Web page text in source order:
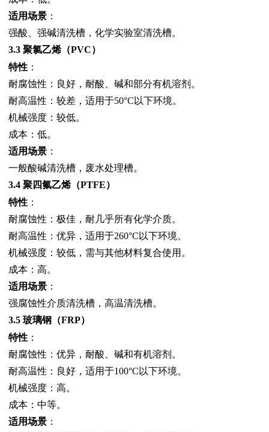
适用场景 ：
强酸、强碱清洗槽，化学实验室清洗槽。
3.3 聚氯乙烯（PVC）
特性 ：
耐腐蚀性：良好，耐酸、碱和部分有机溶剂。
耐高温性：较差，适用于50°C以下环境。
机械强度：较低。
成本：低。
适用场景 ：
一般酸碱清洗槽，废水处理槽。
3.4 聚四氟乙烯（PTFE）
特性 ：
耐腐蚀性：极佳，耐几乎所有化学介质。
耐高温性：优异，适用于260°C以下环境。
机械强度：较低，需与其他材料复合使用。
成本：高。
适用场景 ：
强腐蚀性介质清洗槽，高温清洗槽。
3.5 玻璃钢（FRP）
特性 ：
耐腐蚀性：优异，耐酸、碱和有机溶剂。
耐高温性：良好，适用于100°C以下环境。
机械强度：高。
成本：中等。
适用场景 ：